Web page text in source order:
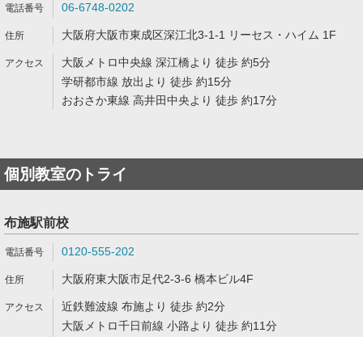
06-6748-0202
大阪府大阪市東成区深江北3-1-1 リーセス・ハイム 1F
大阪メトロ中央線 深江橋より 徒歩 約5分
学研都市線 放出より 徒歩 約15分
おおさか東線 高井田中央より 徒歩 約17分
個別教室のトライ
布施駅前校
0120-555-202
大阪府東大阪市足代2-3-6 橋本ビル4F
近鉄難波線 布施より 徒歩 約2分
大阪メトロ千日前線 小路より 徒歩 約11分